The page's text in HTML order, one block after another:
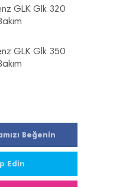
GLK Glk 320
GLK Glk 350
Beğenin
Edin